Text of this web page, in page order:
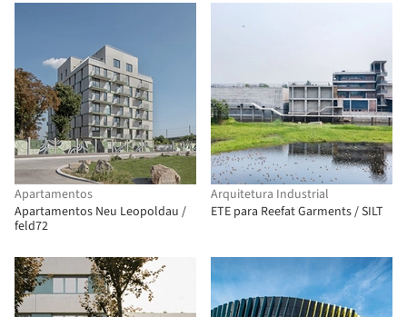
Apartamentos
Apartamentos Neu Leopoldau /
feld72
Arquitetura Industrial
ETE para Reefat Garments / SILT